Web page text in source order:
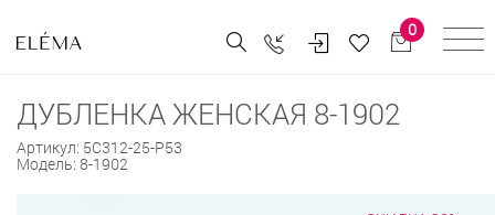
0
ДУБЛЕНКА ЖЕНСКАЯ 8-1902
Артикул: 5С312-25-Р53
Модель: 8-1902